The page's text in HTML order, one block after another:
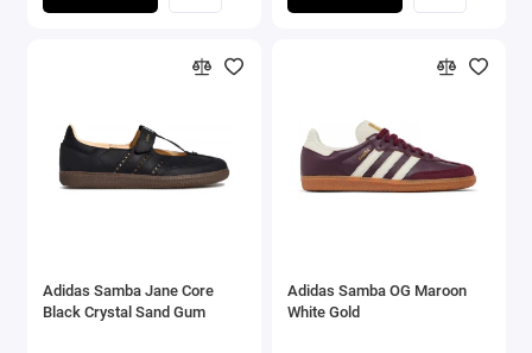
Adidas Samba Jane Core
Black Crystal Sand Gum
Adidas Samba OG Maroon
White Gold